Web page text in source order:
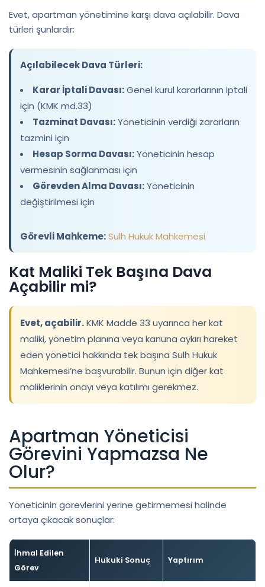
Evet, apartman yönetimine karşı dava açılabilir. Dava
türleri şunlardır:
Açılabilecek Dava Türleri:
Karar İptali Davası:Genel kurul kararlarının iptali
için (KMK md.33)
Tazminat Davası:Yöneticinin verdiği zararların
tazmini için
Hesap Sorma Davası:Yöneticinin hesap
vermesinin sağlanması için
Görevden Alma Davası:Yöneticinin
değiştirilmesi için
Görevli Mahkeme:Sulh Hukuk Mahkemesi
Kat Maliki Tek Başına Dava
Açabilir mi?
Evet, açabilir.KMK Madde 33 uyarınca her kat
maliki, yönetim planına veya kanuna aykırı hareket
eden yönetici hakkında tek başına Sulh Hukuk
Mahkemesi’ne başvurabilir. Bunun için diğer kat
maliklerinin onayı veya katılımı gerekmez.
Apartman Yöneticisi
Görevini Yapmazsa Ne
Olur?
Yöneticinin görevlerini yerine getirmemesi halinde
ortaya çıkacak sonuçlar:
İhmal Edilen
Görev
Hukuki Sonuç Yaptırım